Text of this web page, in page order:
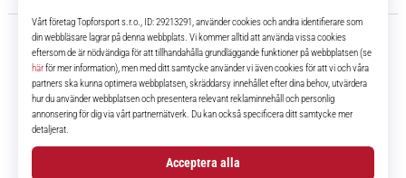
11teamsports.se
I över 16 år har vi varit dina lagkamrater, vilket ger dig de bästa och
senaste fotbollsprodukterna.
FacebookInstagramYouTube